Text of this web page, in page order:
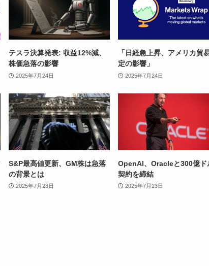
テスラ決算発表: 収益12%減、
株価急落の影響
2025年7月24日
「日経急上昇、アメリカ貿
定の影響」
2025年7月24日
S&P最高値更新、GM株は急落
の背景とは
2025年7月23日
OpenAI、Oracleと300億ド
契約を締結
2025年7月23日